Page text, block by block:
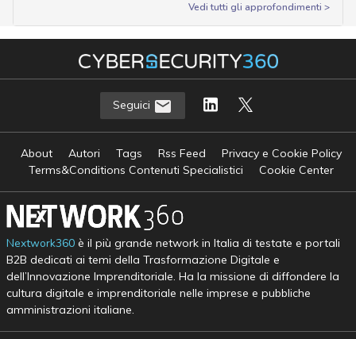
Vedi tutti gli approfondimenti >
Seguici
About Autori Tags Rss Feed
Privacy e Cookie Policy
Terms&Conditions Contenuti Specialistici
Cookie Center
Nextwork360è il più grande network in Italia di testate e portali
B2B dedicati ai temi della Trasformazione Digitale e
dell’Innovazione Imprenditoriale. Ha la missione di diffondere la
cultura digitale e imprenditoriale nelle imprese e pubbliche
amministrazioni italiane.